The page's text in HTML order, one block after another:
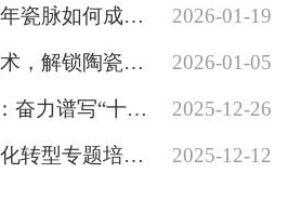
2026-01-19
走进景德镇，看千年瓷脉如何成为数字瓷都
2026-01-05
景德镇遇上数字技术，解锁陶瓷文旅新体验！
2025-12-26
署名文章 | 刘烈宏：奋力谱写“十五五”数字中国建设新篇章
2025-12-12
全省城市全域数字化转型专题培训成功举办